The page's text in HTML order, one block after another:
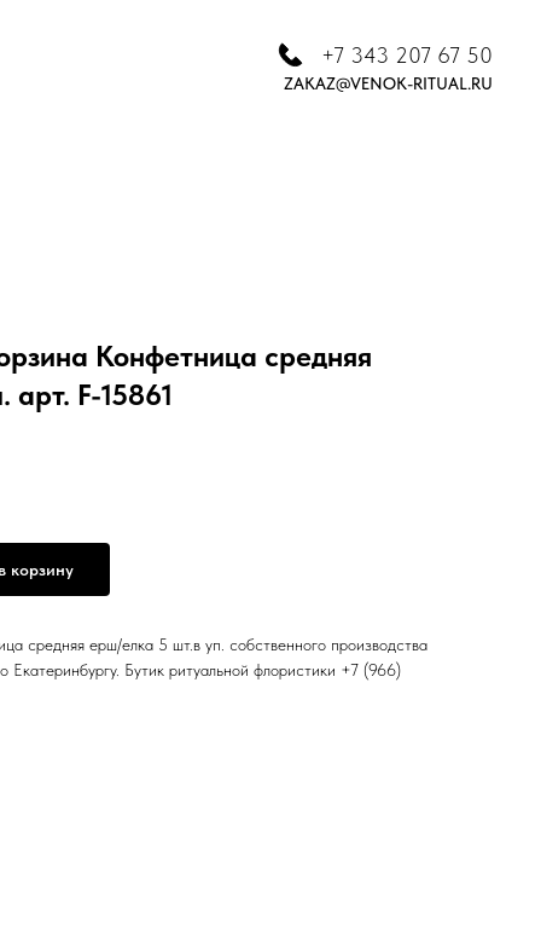
+7 343 207 67 50
ZAKAZ@VENOK-RITUAL.RU
Конфетница средняя
F-15861
корзину
средняя ерш/елка 5 шт.в уп. собственного производства
Екатеринбургу. Бутик ритуальной флористики +7 (966)